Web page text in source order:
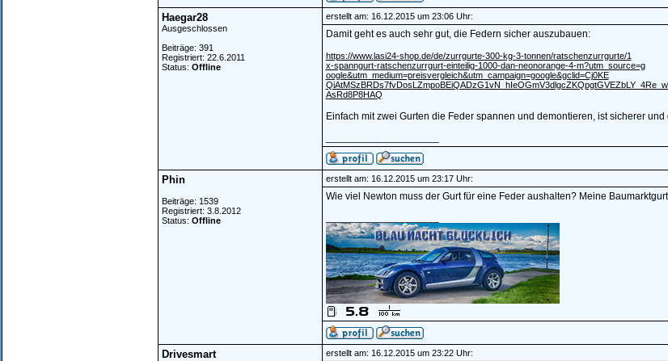
Haegar28
Ausgeschlossen
Beiträge: 391
Registriert: 22.6.2011
Status: Offline
erstellt am: 16.12.2015 um 23:06 Uhr:
Damit geht es auch sehr gut, die Federn sicher auszubauen:
https://www.lasi24-shop.de/de/zurrgurte-300-kg-3-tonnen/ratschenzurrgurte/1
x-spanngurt-ratschenzurrgurt-einteilig-1000-dan-neonorange-4-m?utm_source=g
oogle&utm_medium=preisvergleich&utm_campaign=google&gclid=Cj0KE
AsRd8P8HAQ
Einfach mit zwei Gurten die Feder spannen und demontieren, ist sicherer
Phin
Beiträge: 1539
Registriert: 3.8.2012
Status: Offline
erstellt am: 16.12.2015 um 23:17 Uhr:
Wie viel Newton muss der Gurt für eine Feder aushalten? Meine
Drivesmart erstellt am: 16.12.2015 um 23:22 Uhr: